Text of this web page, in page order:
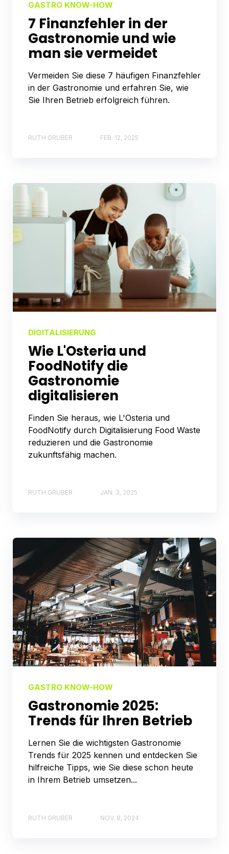
GASTRO KNOW-HOW
7 Finanzfehler in der
Gastronomie und wie
man sie vermeidet
Vermeiden Sie diese 7 häufigen Finanzfehler
in der Gastronomie und erfahren Sie, wie
Sie Ihren Betrieb erfolgreich führen.
RUTH GRUBER FEB. 12, 2025
DIGITALISIERUNG
Wie L'Osteria und
FoodNotify die
Gastronomie
digitalisieren
Finden Sie heraus, wie L'Osteria und
FoodNotify durch Digitalisierung Food Waste
reduzieren und die Gastronomie
zukunftsfähig machen.
RUTH GRUBER JAN. 3, 2025
GASTRO KNOW-HOW
Gastronomie 2025:
Trends für Ihren Betrieb
Lernen Sie die wichtigsten Gastronomie
Trends für 2025 kennen und entdecken Sie
hilfreiche Tipps, wie Sie diese schon heute
in Ihrem Betrieb umsetzen...
RUTH GRUBER NOV. 8, 2024